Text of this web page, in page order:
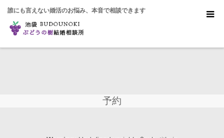
誰にも言えない婚活のお悩み、本音で相談できます
予約